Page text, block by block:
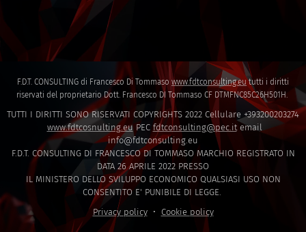
F.D.T. CONSULTING di Francesco Di Tommaso www.fdtconsulting.eututti i diritti
riservati del proprietario Dott. Francesco DI Tommaso CF DTMFNC85C26H501H.
TUTTI I DIRITTI SONO RISERVATI COPYRIGHTS 2022 Cellulare +393200203274
www.fdtcosnulting.euPEC fdtconsulting@pec.itemail
info@fdtconsulting.eu
F.D.T. CONSULTING DI FRANCESCO DI TOMMASO MARCHIO REGISTRATO IN
DATA 26 APRILE 2022 PRESSO
IL MINISTERO DELLO SVILUPPO ECONOMICO QUALSIASI USO NON
CONSENTITO E' PUNIBILE DI LEGGE.
Privacy policy
Cookie policy